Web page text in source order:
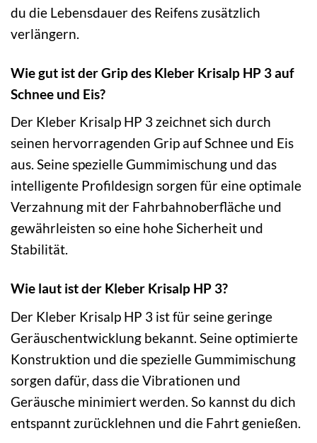
du die Lebensdauer des Reifens zusätzlich
verlängern.
Wie gut ist der Grip des Kleber Krisalp HP 3 auf
Schnee und Eis?
Der Kleber Krisalp HP 3 zeichnet sich durch
seinen hervorragenden Grip auf Schnee und Eis
aus. Seine spezielle Gummimischung und das
intelligente Profildesign sorgen für eine optimale
Verzahnung mit der Fahrbahnoberfläche und
gewährleisten so eine hohe Sicherheit und
Stabilität.
Wie laut ist der Kleber Krisalp HP 3?
Der Kleber Krisalp HP 3 ist für seine geringe
Geräuschentwicklung bekannt. Seine optimierte
Konstruktion und die spezielle Gummimischung
sorgen dafür, dass die Vibrationen und
Geräusche minimiert werden. So kannst du dich
entspannt zurücklehnen und die Fahrt genießen.